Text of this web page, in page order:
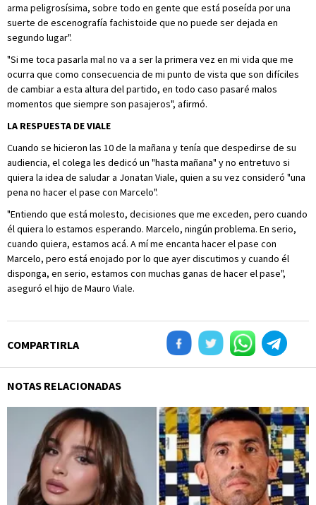
arma peligrosísima, sobre todo en gente que está poseída por una
suerte de escenografía fachistoide que no puede ser dejada en
segundo lugar".
"Si me toca pasarla mal no va a ser la primera vez en mi vida que me
ocurra que como consecuencia de mi punto de vista que son difíciles
de cambiar a esta altura del partido, en todo caso pasaré malos
momentos que siempre son pasajeros", afirmó.
LA RESPUESTA DE VIALE
Cuando se hicieron las 10 de la mañana y tenía que despedirse de su
audiencia, el colega les dedicó un "hasta mañana" y no entretuvo si
quiera la idea de saludar a Jonatan Viale, quien a su vez consideró "una
pena no hacer el pase con Marcelo".
"Entiendo que está molesto, decisiones que me exceden, pero cuando
él quiera lo estamos esperando. Marcelo, ningún problema. En serio,
cuando quiera, estamos acá. A mí me encanta hacer el pase con
Marcelo, pero está enojado por lo que ayer discutimos y cuando él
disponga, en serio, estamos con muchas ganas de hacer el pase",
aseguró el hijo de Mauro Viale.
COMPARTIRLA
NOTAS RELACIONADAS